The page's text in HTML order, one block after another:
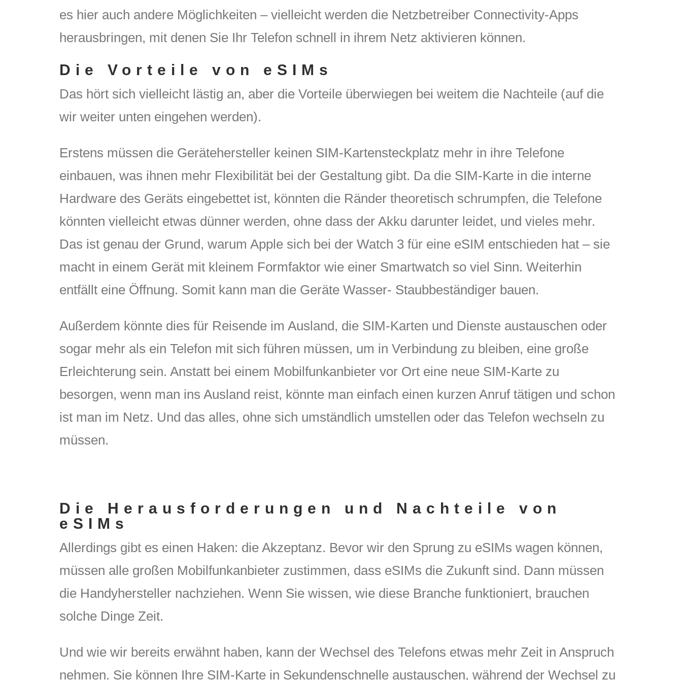
es hier auch andere Möglichkeiten – vielleicht werden die Netzbetreiber Connectivity-Apps
herausbringen, mit denen Sie Ihr Telefon schnell in ihrem Netz aktivieren können.
Die Vorteile von eSIMs
Das hört sich vielleicht lästig an, aber die Vorteile überwiegen bei weitem die Nachteile (auf die
wir weiter unten eingehen werden).
Erstens müssen die Gerätehersteller keinen SIM-Kartensteckplatz mehr in ihre Telefone
einbauen, was ihnen mehr Flexibilität bei der Gestaltung gibt. Da die SIM-Karte in die interne
Hardware des Geräts eingebettet ist, könnten die Ränder theoretisch schrumpfen, die Telefone
könnten vielleicht etwas dünner werden, ohne dass der Akku darunter leidet, und vieles mehr.
Das ist genau der Grund, warum Apple sich bei der Watch 3 für eine eSIM entschieden hat – sie
macht in einem Gerät mit kleinem Formfaktor wie einer Smartwatch so viel Sinn. Weiterhin
entfällt eine Öffnung. Somit kann man die Geräte Wasser- Staubbeständiger bauen.
Außerdem könnte dies für Reisende im Ausland, die SIM-Karten und Dienste austauschen oder
sogar mehr als ein Telefon mit sich führen müssen, um in Verbindung zu bleiben, eine große
Erleichterung sein. Anstatt bei einem Mobilfunkanbieter vor Ort eine neue SIM-Karte zu
besorgen, wenn man ins Ausland reist, könnte man einfach einen kurzen Anruf tätigen und schon
ist man im Netz. Und das alles, ohne sich umständlich umstellen oder das Telefon wechseln zu
müssen.
Die Herausforderungen und Nachteile von
eSIMs
Allerdings gibt es einen Haken: die Akzeptanz. Bevor wir den Sprung zu eSIMs wagen können,
müssen alle großen Mobilfunkanbieter zustimmen, dass eSIMs die Zukunft sind. Dann müssen
die Handyhersteller nachziehen. Wenn Sie wissen, wie diese Branche funktioniert, brauchen
solche Dinge Zeit.
Und wie wir bereits erwähnt haben, kann der Wechsel des Telefons etwas mehr Zeit in Anspruch
nehmen. Sie können Ihre SIM-Karte in Sekundenschnelle austauschen, während der Wechsel zu